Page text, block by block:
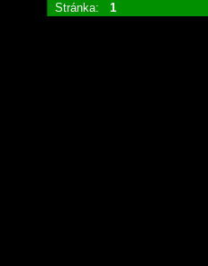
Stránka: 1